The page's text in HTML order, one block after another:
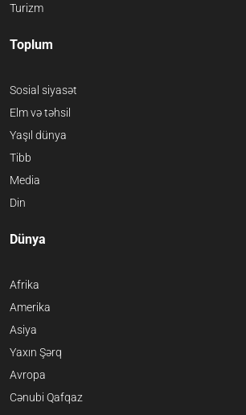
Turizm
Toplum
Sosial siyasət
Elm və təhsil
Yaşıl dünya
Tibb
Media
Din
Dünya
Afrika
Amerika
Asiya
Yaxın Şərq
Avropa
Cənubi Qafqaz